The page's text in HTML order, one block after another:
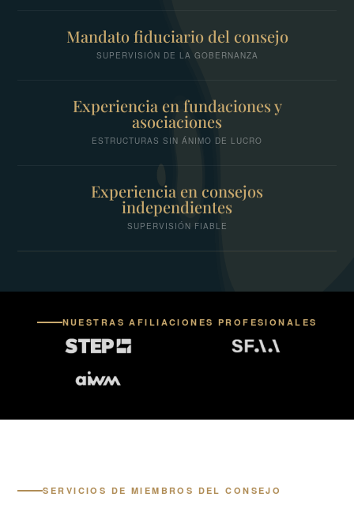
Mandato fiduciario del consejo
SUPERVISIÓN DE LA GOBERNANZA
Experiencia en fundaciones y
asociaciones
ESTRUCTURAS SIN ÁNIMO DE LUCRO
Experiencia en consejos
independientes
SUPERVISIÓN FIABLE
NUESTRAS AFILIACIONES PROFESIONALES
SERVICIOS DE MIEMBROS DEL CONSEJO